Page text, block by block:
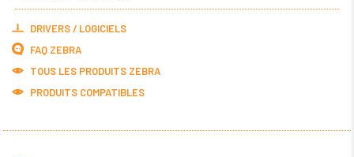
DRIVERS / LOGICIELS
FAQ ZEBRA
TOUS LES PRODUITS ZEBRA
PRODUITS COMPATIBLES